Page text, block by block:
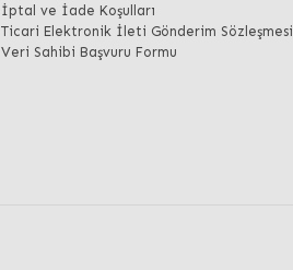
İptal ve İade Koşulları
Ticari Elektronik İleti Gönderim Sözleşmesi
Veri Sahibi Başvuru Formu